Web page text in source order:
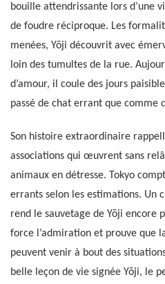
bouille attendrissante lors d’une
de foudre réciproque. Les
menées, Yōji découvrit avec
loin des tumultes de la rue.
d’amour, il coule des jours
passé de chat errant que comme
Son histoire extraordinaire
associations qui œuvrent sans
animaux en détresse. Tokyo
errants selon les estimations. Un
rend le sauvetage de Yōji encore
force l’admiration et prouve que
peuvent venir à bout des
belle leçon de vie signée Yōji, le